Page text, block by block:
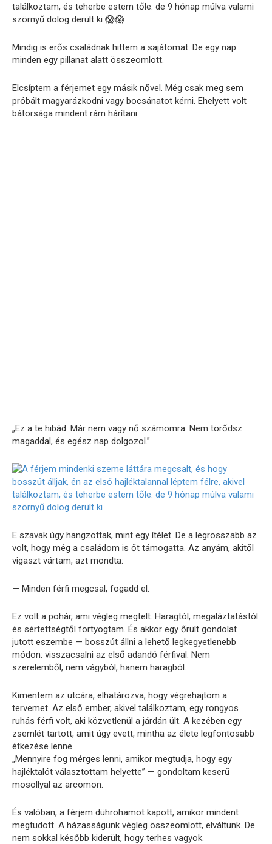
találkoztam, és teherbe estem tőle: de 9 hónap múlva valami
szörnyű dolog derült ki 😱😱
Mindig is erős családnak hittem a sajátomat. De egy nap
minden egy pillanat alatt összeomlott.
Elcsíptem a férjemet egy másik nővel. Még csak meg sem
próbált magyarázkodni vagy bocsánatot kérni. Ehelyett volt
bátorsága mindent rám hárítani.
„Ez a te hibád. Már nem vagy nő számomra. Nem törődsz
magaddal, és egész nap dolgozol.”
E szavak úgy hangzottak, mint egy ítélet. De a legrosszabb az
volt, hogy még a családom is őt támogatta. Az anyám, akitől
vigaszt vártam, azt mondta:
— Minden férfi megcsal, fogadd el.
Ez volt a pohár, ami végleg megtelt. Haragtól, megaláztatástól
és sértettségtől fortyogtam. És akkor egy őrült gondolat
jutott eszembe — bosszút állni a lehető legkegyetlenebb
módon: visszacsalni az első adandó férfival. Nem
szerelemből, nem vágyból, hanem haragból.
Kimentem az utcára, elhatározva, hogy végrehajtom a
tervemet. Az első ember, akivel találkoztam, egy rongyos
ruhás férfi volt, aki közvetlenül a járdán ült. A kezében egy
zsemlét tartott, amit úgy evett, mintha az élete legfontosabb
étkezése lenne.
„Mennyire fog mérges lenni, amikor megtudja, hogy egy
hajléktalót választottam helyette” — gondoltam keserű
mosollyal az arcomon.
És valóban, a férjem dührohamot kapott, amikor mindent
megtudott. A házasságunk végleg összeomlott, elváltunk. De
nem sokkal később kiderült, hogy terhes vagyok.